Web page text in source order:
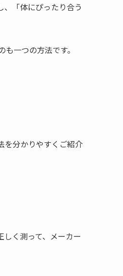
「体にぴったり合う
一つの方法です。
を分かりやすくご紹介
く測って、メーカー